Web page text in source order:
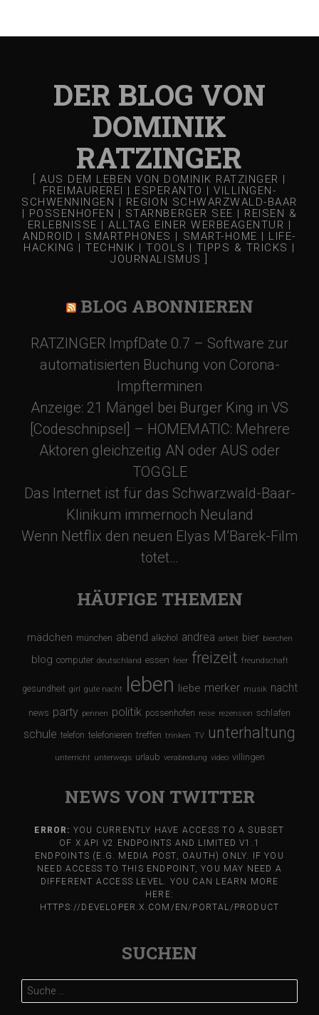
DER BLOG VON
DOMINIK
RATZINGER
[ AUS DEM LEBEN VON DOMINIK RATZINGER |
FREIMAUREREI | ESPERANTO | VILLINGEN-
SCHWENNINGEN | REGION SCHWARZWALD-BAAR
| POSSENHOFEN | STARNBERGER SEE | REISEN &
ERLEBNISSE | ALLTAG EINER WERBEAGENTUR |
ANDROID | SMARTPHONES | SMART-HOME | LIFE-
HACKING | TECHNIK | TOOLS | TIPPS & TRICKS |
JOURNALISMUS ]
BLOG ABONNIEREN
RATZINGER ImpfDate 0.7 – Software zur
automatisierten Buchung von Corona-
Impfterminen
Anzeige: 21 Mängel bei Burger King in VS
[Codeschnipsel] – HOMEMATIC: Mehrere
Aktoren gleichzeitig AN oder AUS oder
TOGGLE
Das Internet ist für das Schwarzwald-Baar-
Klinikum immernoch Neuland
Wenn Netflix den neuen Elyas M’Barek-Film
tötet…
HÄUFIGE THEMEN
mädchen münchen abend alkohol andrea arbeit bier bierchen
blog computer deutschland essen feier freizeit freundschaft
gesundheit girl gute nacht leben liebe merker musik nacht
news party pennen politik possenhofen reise rezension schlafen
schule telefon telefonieren treffen trinken TV unterhaltung
unterricht unterwegs urlaub verabredung video villingen
NEWS VON TWITTER
ERROR: YOU CURRENTLY HAVE ACCESS TO A SUBSET
OF X API V2 ENDPOINTS AND LIMITED V1.1
ENDPOINTS (E.G. MEDIA POST, OAUTH) ONLY. IF YOU
NEED ACCESS TO THIS ENDPOINT, YOU MAY NEED A
DIFFERENT ACCESS LEVEL. YOU CAN LEARN MORE
HERE:
HTTPS://DEVELOPER.X.COM/EN/PORTAL/PRODUCT
SUCHEN
nach: